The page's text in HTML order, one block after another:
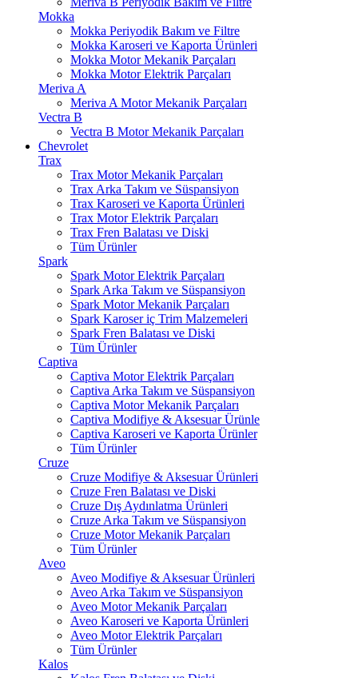
Mokka
Mokka Periyodik Bakım ve Filtre
Mokka Karoseri ve Kaporta Ürünleri
Mokka Motor Mekanik Parçaları
Mokka Motor Elektrik Parçaları
Meriva A
Meriva A Motor Mekanik Parçaları
Vectra B
Vectra B Motor Mekanik Parçaları
Chevrolet
Trax
Trax Motor Mekanik Parçaları
Trax Arka Takım ve Süspansiyon
Trax Karoseri ve Kaporta Ürünleri
Trax Motor Elektrik Parçaları
Trax Fren Balatası ve Diski
Tüm Ürünler
Spark
Spark Motor Elektrik Parçaları
Spark Arka Takım ve Süspansiyon
Spark Motor Mekanik Parçaları
Spark Karoser iç Trim Malzemeleri
Spark Fren Balatası ve Diski
Tüm Ürünler
Captiva
Captiva Motor Elektrik Parçaları
Captiva Arka Takım ve Süspansiyon
Captiva Motor Mekanik Parçaları
Captiva Modifiye & Aksesuar Ürünle
Captiva Karoseri ve Kaporta Ürünler
Tüm Ürünler
Cruze
Cruze Modifiye & Aksesuar Ürünleri
Cruze Fren Balatası ve Diski
Cruze Dış Aydınlatma Ürünleri
Cruze Arka Takım ve Süspansiyon
Cruze Motor Mekanik Parçaları
Tüm Ürünler
Aveo
Aveo Modifiye & Aksesuar Ürünleri
Aveo Arka Takım ve Süspansiyon
Aveo Motor Mekanik Parçaları
Aveo Karoseri ve Kaporta Ürünleri
Aveo Motor Elektrik Parçaları
Tüm Ürünler
Kalos